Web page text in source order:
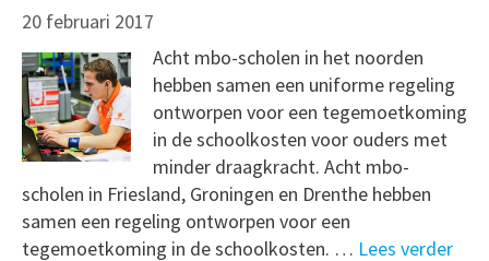
20 februari 2017
Acht mbo-scholen in het noorden
hebben samen een uniforme regeling
ontworpen voor een tegemoetkoming
in de schoolkosten voor ouders met
minder draagkracht. Acht mbo-
scholen in Friesland, Groningen en Drenthe hebben
samen een regeling ontworpen voor een
tegemoetkoming in de schoolkosten. … Lees verder